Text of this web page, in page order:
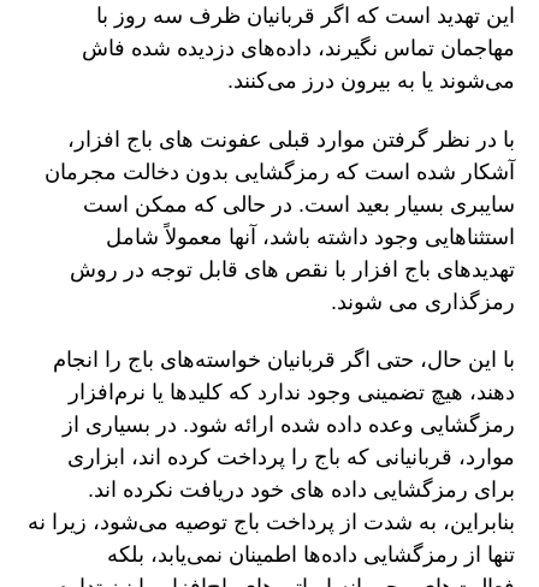
این تهدید است که اگر قربانیان ظرف سه روز با
مهاجمان تماس نگیرند، داده‌های دزدیده شده فاش
می‌شوند یا به بیرون درز می‌کنند.
با در نظر گرفتن موارد قبلی عفونت های باج افزار،
آشکار شده است که رمزگشایی بدون دخالت مجرمان
سایبری بسیار بعید است. در حالی که ممکن است
استثناهایی وجود داشته باشد، آنها معمولاً شامل
تهدیدهای باج افزار با نقص های قابل توجه در روش
رمزگذاری می شوند.
با این حال، حتی اگر قربانیان خواسته‌های باج را انجام
دهند، هیچ تضمینی وجود ندارد که کلیدها یا نرم‌افزار
رمزگشایی وعده داده شده ارائه شود. در بسیاری از
موارد، قربانیانی که باج را پرداخت کرده اند، ابزاری
برای رمزگشایی داده های خود دریافت نکرده اند.
بنابراین، به شدت از پرداخت باج توصیه می‌شود، زیرا نه
تنها از رمزگشایی داده‌ها اطمینان نمی‌یابد، بلکه